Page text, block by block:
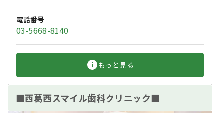
電話番号
03-5668-8140
もっと見る
■西葛西スマイル歯科クリニック■